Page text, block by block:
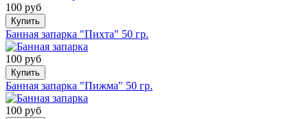
100 руб
Купить
Банная запарка "Пихта" 50 гр.
100 руб
Купить
Банная запарка "Пижма" 50 гр.
100 руб